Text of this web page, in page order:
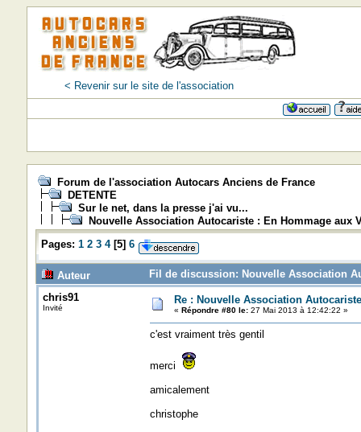
< Revenir sur le site de l'association
Forum de l'association Autocars Anciens de France
DETENTE
Sur le net, dans la presse j'ai vu...
Nouvelle Association Autocariste : En Hommage aux
Pages: 1 2 3 4[5] 6
Auteur
Fil de discussion: Nouvelle Association
chris91
Invité
Re : Nouvelle Association
« Répondre #80 le:27 Mai 2013 à 12:42:22 »
c'est vraiment très gentil
merci
amicalement
christophe